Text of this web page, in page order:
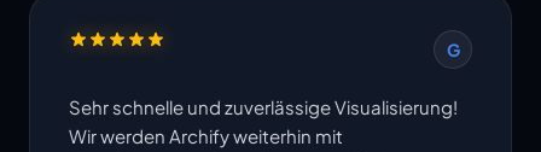
G
Sehr schnelle und zuverlässige Visualisierung!
Wir werden Archify weiterhin mit